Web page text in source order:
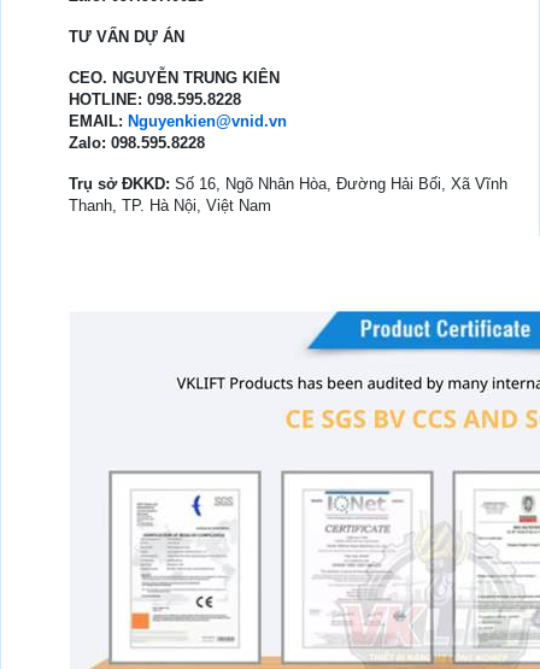
TƯ VẤN DỰ ÁN
CEO. NGUYỄN TRUNG KIÊN
HOTLINE: 098.595.8228
EMAIL: Nguyenkien@vnid.vn
Zalo: 098.595.8228
Trụ sở ĐKKD: Số 16, Ngõ Nhân Hòa, Đường Hải Bối, Xã Vĩnh
Thanh, TP. Hà Nội, Việt Nam